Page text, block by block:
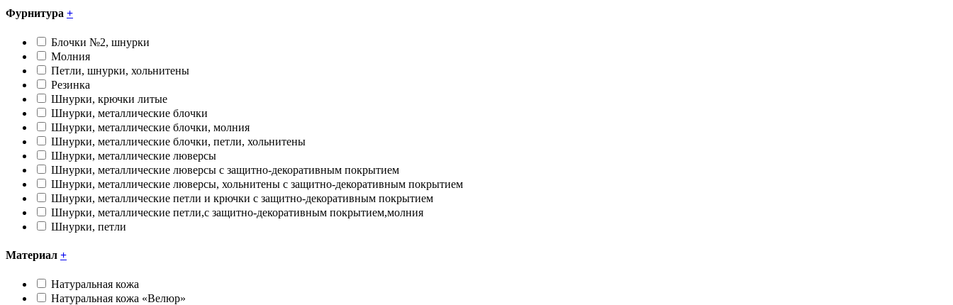
Фурнитура +
Блочки №2, шнурки
Молния
Петли, шнурки, хольнитены
Резинка
Шнурки, крючки литые
Шнурки, металлические блочки
Шнурки, металлические блочки, молния
Шнурки, металлические блочки, петли, хольнитены
Шнурки, металлические люверсы
Шнурки, металлические люверсы с защитно-декоративным покрытием
Шнурки, металлические люверсы, хольнитены с защитно-декоративным покрытием
Шнурки, металлические петли и крючки с защитно-декоративным покрытием
Шнурки, металлические петли,с защитно-декоративным покрытием,молния
Шнурки, петли
Материал +
Натуральная кожа
Натуральная кожа «Велюр»